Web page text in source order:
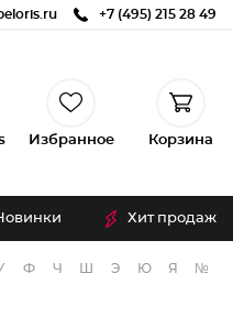
+7 (495) 215 28 49
Избранное Корзина
Хит продаж
Ф Ч Э Ю Я №